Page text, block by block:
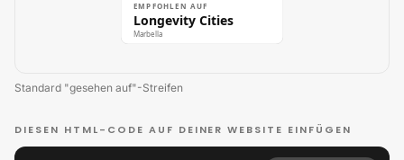
EMPFOHLEN AUF
Longevity Cities
Marbella
Standard "gesehen auf"-Streifen
DIESEN HTML-CODE AUF DEINER WEBSITE EINFÜGEN